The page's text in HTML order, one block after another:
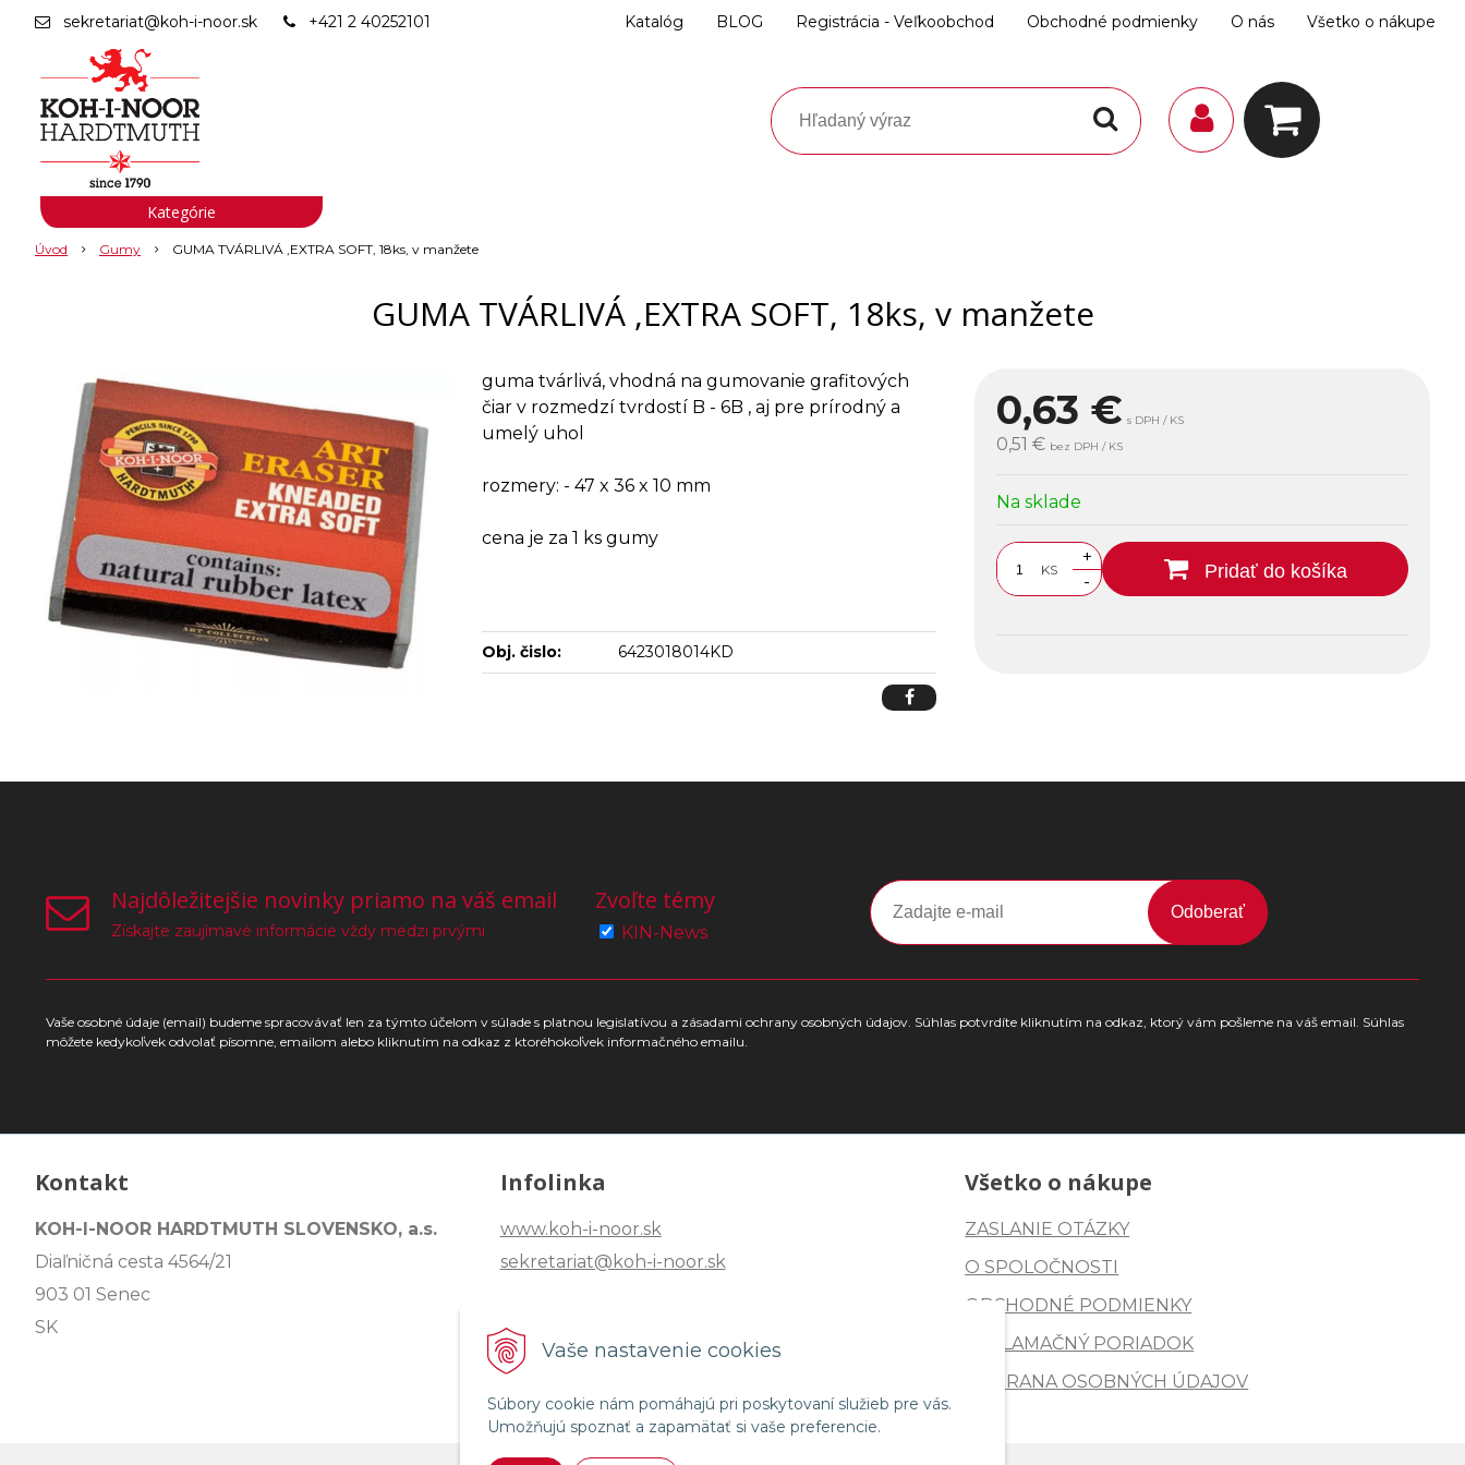
Vaše nastavenie cookies
Súbory cookie nám pomáhajú pri poskytovaní služieb pre vás.
Umožňujú spoznať a zapamätať si vaše preferencie.
sekretariat@koh-i-noor.sk +421 2 40252101 Katalóg BLOG Registrácia - Veľkoobchod Obchodné podmienky O nás Všetko o nákupe
Úvod Gumy GUMA TVÁRLIVÁ ,EXTRA SOFT, 18ks, v manžete
GUMA TVÁRLIVÁ ,EXTRA SOFT, 18ks, v manžete
0,63 € s DPH / KS
0,51 € bez DPH / KS
Na sklade
KS
+
-
Pridať do košíka
guma tvárlivá, vhodná na gumovanie grafitových
čiar v rozmedzí tvrdostí B - 6B , aj pre prírodný a
umelý uhol
rozmery: - 47 x 36 x 10 mm
cena je za 1 ks gumy
Obj. čislo: 6423018014KD
Kategórie
Najdôležitejšie novinky priamo na váš email
Získajte zaujímavé informácie vždy medzi prvými
Zvoľte témy
KIN-News
Odoberať
Vaše osobné údaje (email) budeme spracovávať len za týmto účelom v súlade s platnou legislatívou a zásadami ochrany osobných údajov. Súhlas potvrdíte kliknutím na odkaz, ktorý vám pošleme na váš email. Súhlas
môžete kedykoľvek odvolať písomne, emailom alebo kliknutím na odkaz z ktoréhokoľvek informačného emailu.
Kontakt
KOH-I-NOOR HARDTMUTH SLOVENSKO, a.s.
Diaľničná cesta 4564/21
903 01 Senec
SK
Infolinka
www.koh-i-noor.sk
sekretariat@koh-i-noor.sk
Tel: +421 2 40252101
Fax: +421 2 44872870
Všetko o nákupe
ZASLANIE OTÁZKY
O SPOLOČNOSTI
OBCHODNÉ PODMIENKY
REKLAMAČNÝ PORIADOK
OCHRANA OSOBNÝCH ÚDAJOV